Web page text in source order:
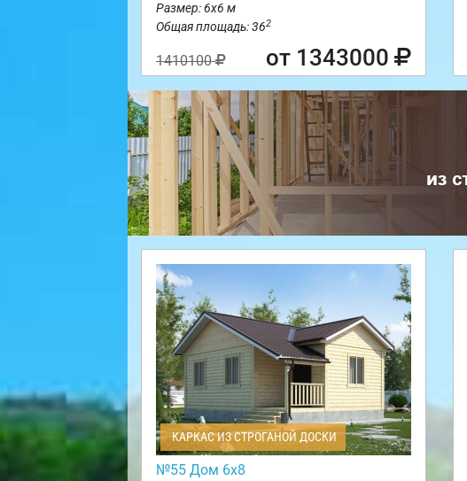
Размер: 6х6 м
Общая площадь: 362
1410100 от 1343000
КАРКАС ИЗ СТРОГАНОЙ ДОСКИ
№55 Дом 6х8